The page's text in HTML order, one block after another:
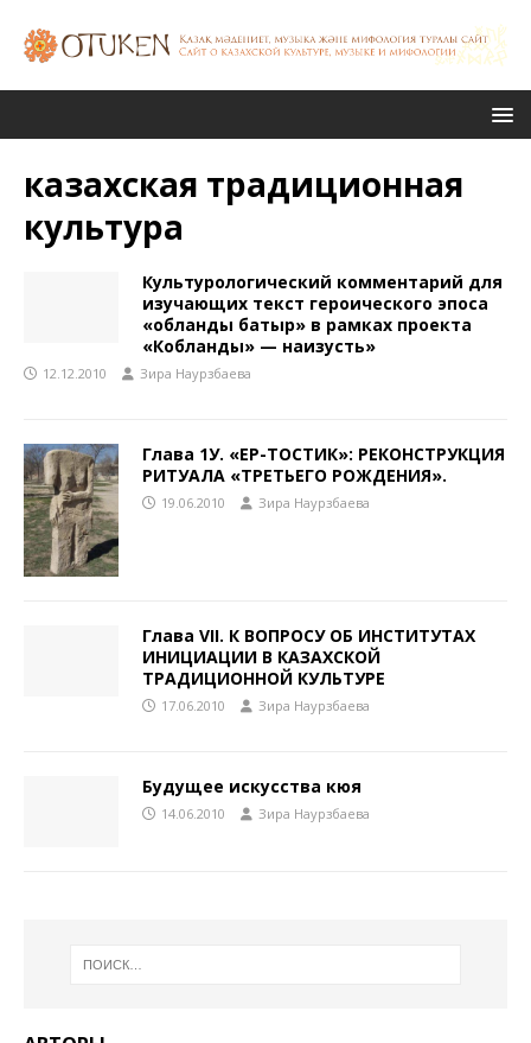
казахская традиционная
культура
Культурологический комментарий для
изучающих текст героического эпоса
«Қобланды батыр» в рамках проекта
«Кобланды» — наизусть»
12.12.2010 Зира Наурзбаева
Глава 1У. «ЕР-ТОСТИК»: РЕКОНСТРУКЦИЯ
РИТУАЛА «ТРЕТЬЕГО РОЖДЕНИЯ».
19.06.2010 Зира Наурзбаева
Глава VII. К ВОПРОСУ ОБ ИНСТИТУТАХ
ИНИЦИАЦИИ В КАЗАХСКОЙ
ТРАДИЦИОННОЙ КУЛЬТУРЕ
17.06.2010 Зира Наурзбаева
Будущее искусства кюя
14.06.2010 Зира Наурзбаева